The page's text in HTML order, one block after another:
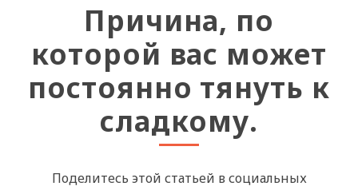
Причина, по
которой вас может
постоянно тянуть к
сладкому.
Поделитесь этой статьей в социальных